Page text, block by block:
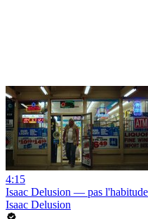
4:15
Isaac Delusion — pas
Isaac Delusion